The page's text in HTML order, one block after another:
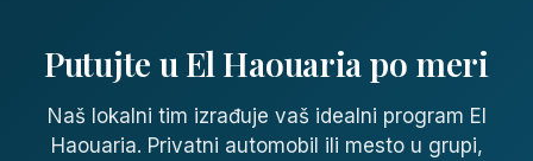
Putujte u El Haouaria po meri
Naš lokalni tim izrađuje vaš idealni program El
Haouaria. Privatni automobil ili mesto u grupi,